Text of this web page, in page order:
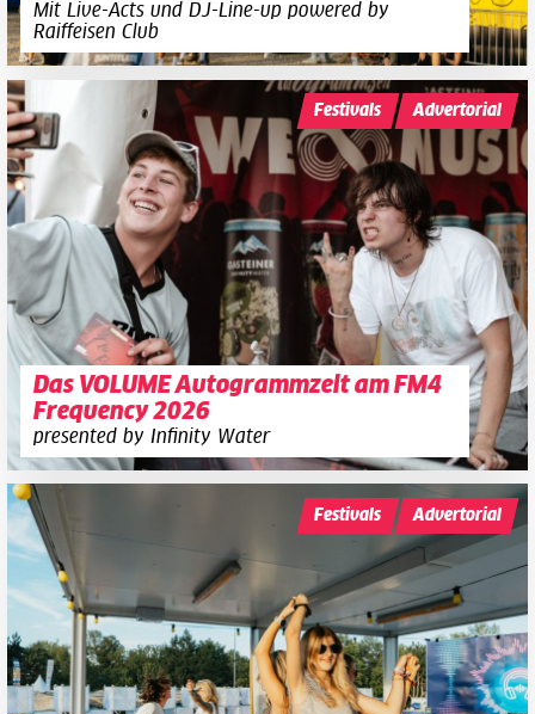
Mit Live-Acts und DJ-Line-up powered by
Raiffeisen Club
Das VOLUME Autogrammzelt am FM4
Frequency 2026
presented by Infinity Water
Festivals Advertorial
Festivals Advertorial